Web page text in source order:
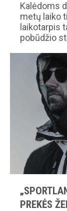
Kalėdoms
metų laiko
laikotarpis
pobūdžio
PREKĖS